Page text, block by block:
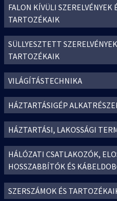
FALON KÍVÜLI SZERELVÉNYEK
TARTOZÉKAIK
SÜLLYESZTETT
TARTOZÉKAIK
VILÁGÍTÁSTECHNIKA
HÁZTARTÁSIGÉP
HÁZTARTÁSI, LAKOSSÁGI
HÁLÓZATI CSATLAKOZÓK,
HOSSZABBÍTÓK ÉS
SZERSZÁMOK ÉS